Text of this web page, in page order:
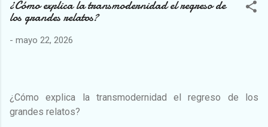
¿Cómo explica la transmodernidad el regreso de
los grandes relatos?
- mayo 22, 2026
¿Cómo explica la transmodernidad el regreso de los
grandes relatos?